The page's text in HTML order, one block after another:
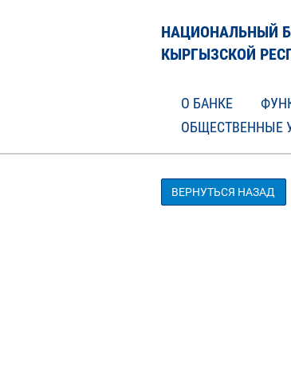
НАЦИОНАЛЬНЫЙ
КЫРГЫЗСКОЙ
О БАНКЕ
ОБЩЕСТВЕННЫЕ
ВЕРНУТЬСЯ НАЗАД